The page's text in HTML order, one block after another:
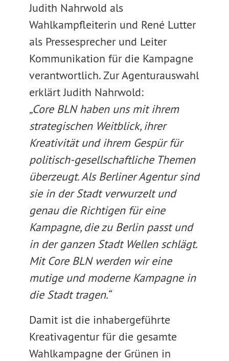
Judith Nahrwold als
Wahlkampfleiterin und René Lutter
als Pressesprecher und Leiter
Kommunikation für die Kampagne
verantwortlich. Zur Agenturauswahl
erklärt Judith Nahrwold:
„Core BLN haben uns mit ihrem
strategischen Weitblick, ihrer
Kreativität und ihrem Gespür für
politisch-gesellschaftliche Themen
überzeugt. Als Berliner Agentur sind
sie in der Stadt verwurzelt und
genau die Richtigen für eine
Kampagne, die zu Berlin passt und
in der ganzen Stadt Wellen schlägt.
Mit Core BLN werden wir eine
mutige und moderne Kampagne in
die Stadt tragen.“
Damit ist die inhabergeführte
Kreativagentur für die gesamte
Wahlkampagne der Grünen in